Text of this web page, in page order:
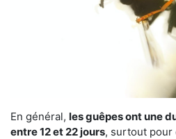
En général, les guêpes ont une
entre 12 et 22 jours, surtout pour